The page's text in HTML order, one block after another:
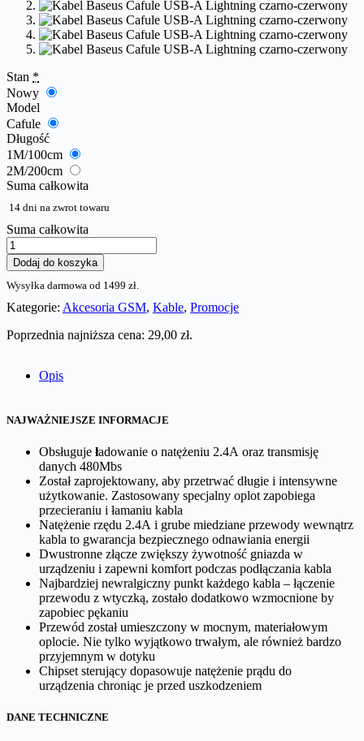
Stan *
Nowy
Model
Cafule
Długość
1M/100cm
2M/200cm
Suma całkowita
14 dni na zwrot towaru
Suma całkowita
l
o
ś
ć
K
a
s
n
i
Dodaj do koszyka
Wysyłka darmowa od 1499 zł.
Kategorie: Akcesoria GSM, Kable, Promocje
Poprzednia najniższa cena: 29,00 zł.
Opis
NAJWAŻNIEJSZE INFORMACJE
Obsługuje ładowanie o natężeniu 2.4A oraz transmisję
danych 480Mbs
Został zaprojektowany, aby przetrwać długie i intensywne
użytkowanie. Zastosowany specjalny oplot zapobiega
przecieraniu i łamaniu kabla
Natężenie rzędu 2.4A i grube miedziane przewody wewnątrz
kabla to gwarancja bezpiecznego odnawiania energii
Dwustronne złącze zwiększy żywotność gniazda w
urządzeniu i zapewni komfort podczas podłączania kabla
Najbardziej newralgiczny punkt każdego kabla – łączenie
przewodu z wtyczką, zostało dodatkowo wzmocnione by
zapobiec pękaniu
Przewód został umieszczony w mocnym, materiałowym
oplocie. Nie tylko wyjątkowo trwałym, ale również bardzo
przyjemnym w dotyku
Chipset sterujący dopasowuje natężenie prądu do
urządzenia chroniąc je przed uszkodzeniem
DANE TECHNICZNE